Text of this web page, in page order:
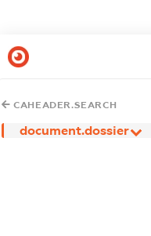
CAHEADER.SEARCH
document.dossier